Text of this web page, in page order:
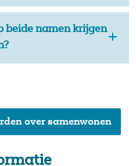
beide namen krijgen
over samenwonen